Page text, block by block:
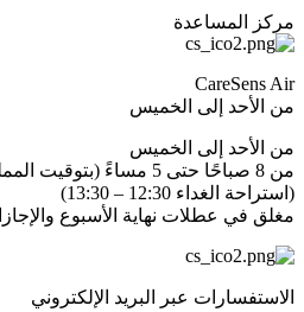
مركز المساعدة
CareSens Air
من الأحد إلى الخميس
من الأحد إلى الخميس
من 8 صباحًا حتى 5 مساءً (بتوقيت المملكة العربية السعودية KSA)
(استراحة الغداء 12:30 – 13:30)
مغلق في عطلات نهاية الأسبوع
الاستفسارات عبر البريد الإلكتروني